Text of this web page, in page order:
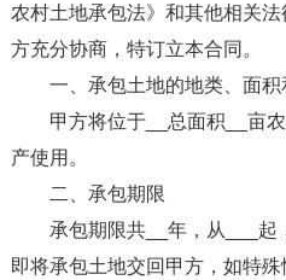
农村土地承包法》和其他相关
方充分协商，特订立本合同。
一、承包土地的地类、面积
甲方将位于__总面积__亩
产使用。
二、承包期限
承包期限共__年，从___
即将承包土地交回甲方，如特